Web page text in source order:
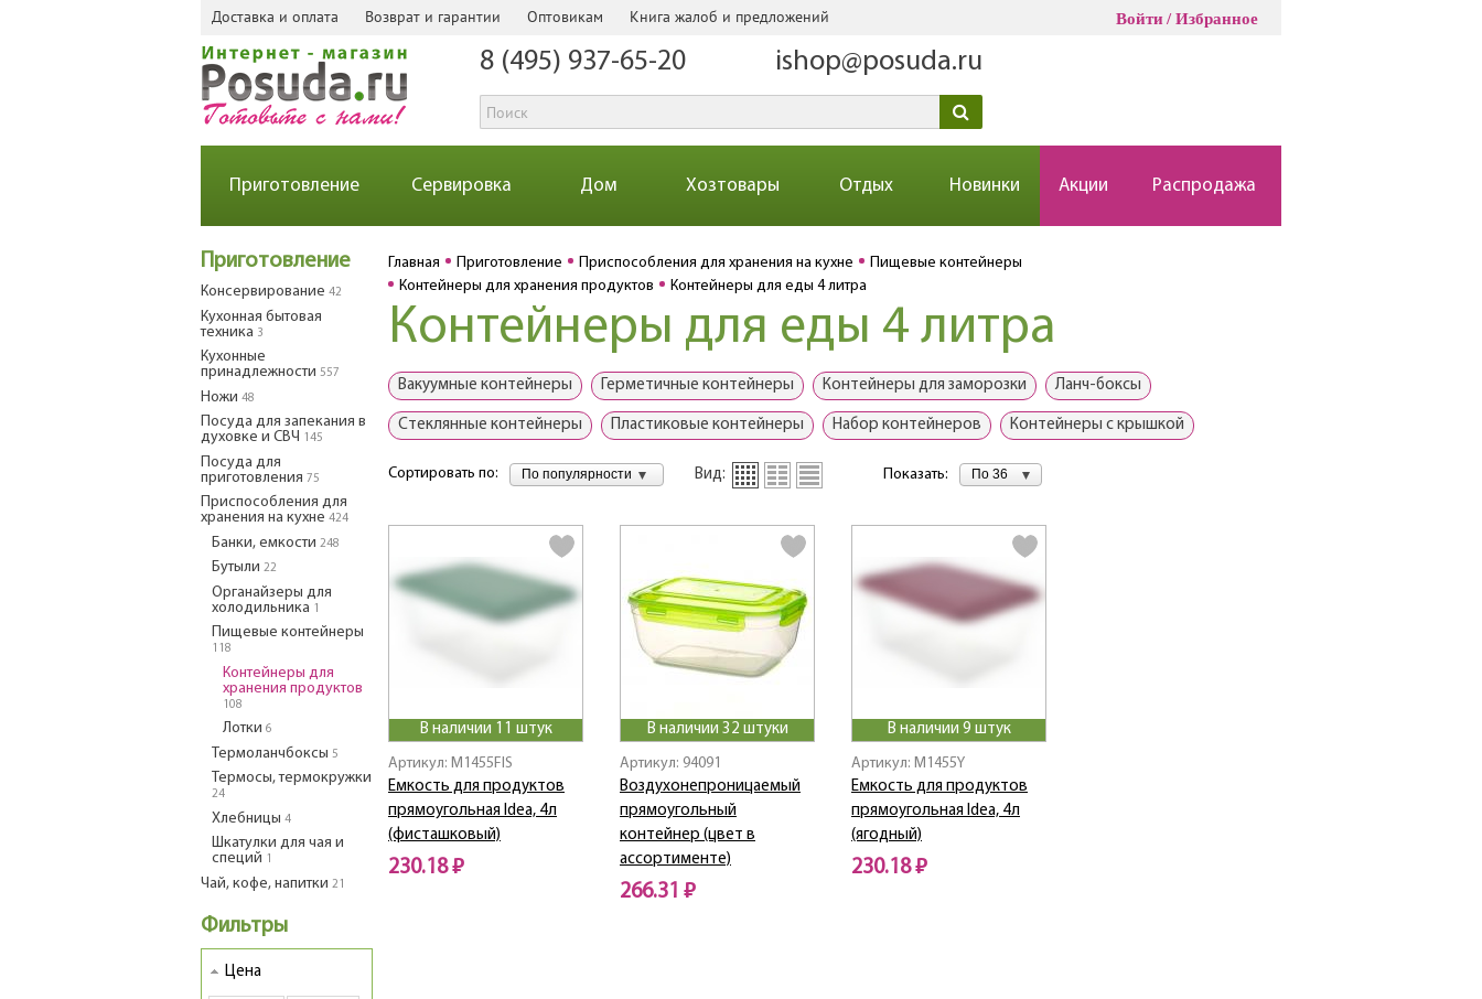
Доставка и оплата Возврат и гарантии Оптовикам Книга жалоб и предложений Войти Избранное
8 (495) 937-65-20 ishop@posuda.ru
Приготовление Сервировка Дом Хозтовары Отдых Новинки Акции Распродажа
Приготовление
Консервирование 42
Кухонная бытовая
техника 3
Кухонные
принадлежности 557
Ножи 48
Посуда для запекания в
духовке и СВЧ 145
Посуда для
приготовления 75
Приспособления для
хранения на кухне 424
Банки, емкости 248
Бутыли 22
Органайзеры для
холодильника 1
Пищевые контейнеры
118
Контейнеры для
хранения продуктов
108
Лотки 6
Термоланчбоксы 5
Термосы, термокружки
24
Хлебницы 4
Шкатулки для чая и
специй 1
Чай, кофе, напитки 21
Фильтры
Цена
Главная Приготовление Приспособления для хранения на кухне
Пищевые контейнеры
Контейнеры для хранения продуктов
Контейнеры для еды 4 литра
Контейнеры для еды 4 литра
Вакуумные контейнеры Герметичные контейнеры Контейнеры для заморозки Ланч-боксы
Стеклянные контейнеры Пластиковые контейнеры Набор контейнеров Контейнеры с крышкой
Сортировать по: По популярности Вид: Показать: По 36
В наличии 11 штук
Артикул: M1455FIS
Емкость для продуктов
прямоугольная Idea, 4л
(фисташковый)
230.18 ₽
В наличии 32 штуки
Артикул: 94091
Воздухонепроницаемый
прямоугольный
контейнер (цвет в
ассортименте)
266.31 ₽
В наличии 9 штук
Артикул: M1455Y
Емкость для продуктов
прямоугольная Idea, 4л
(ягодный)
230.18 ₽